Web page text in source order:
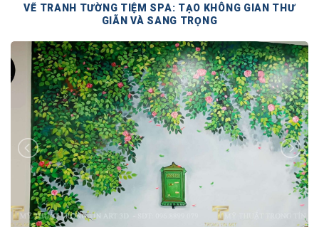
VẼ TRANH TƯỜNG TIỆM SPA: TẠO KHÔNG GIAN THƯ
GIÃN VÀ SANG TRỌNG